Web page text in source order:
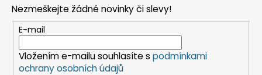
Nezmeškejte žádné novinky či slevy!
E-mail
Vložením e-mailu souhlasíte s podmínkami
ochrany osobních údajů